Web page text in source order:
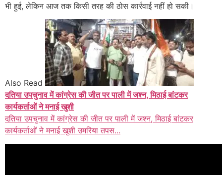
भी हुई, लेकिन आज तक किसी तरह की ठोस कार्रवाई नहीं हो सकी।
Also Read
दतिया उपचुनाव में कांग्रेस की जीत पर पाली में जश्न, मिठाई बांटकर
कार्यकर्ताओं ने मनाई खुशी
दतिया उपचुनाव में कांग्रेस की जीत पर पाली में जश्न, मिठाई बांटकर
कार्यकर्ताओं ने मनाई खुशी उमरिया तपस...